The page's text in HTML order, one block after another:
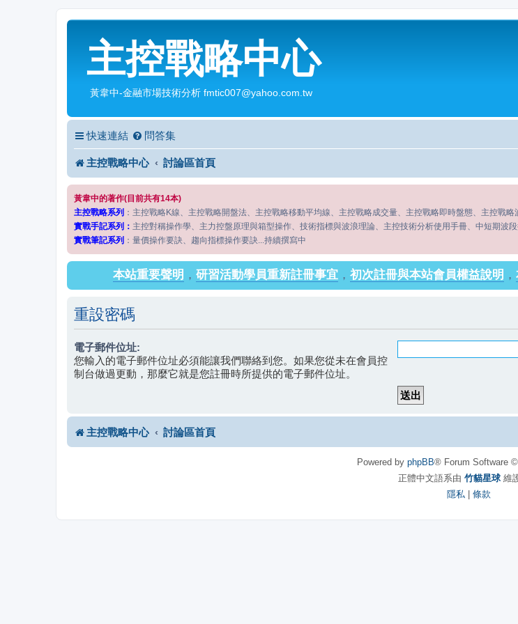
主控戰略中心
黃韋中-金融市場技術分析 fmtic007@yahoo.com.tw
快速連結 問答集
主控戰略中心 討論區首頁
黃韋中的著作(目前共有14本)
主控戰略系列 ：主控戰略K線、主控戰略開盤法、主控戰略移動平均線、主控戰略成交量、主控戰略即時盤態、主控戰
實戰手記系列： 主控對稱操作學、主力控盤原理與箱型操作、技術指標與波浪理論、主控技術分析使用手冊、中短期波
實戰筆記系列 ：量價操作要訣、趨向指標操作要訣...持續撰寫中
本站重要聲明 ， 研習活動學員重新註冊事宜 ， 初次註冊與本站會員權益說明 ，
重設密碼
電子郵件位址:
您輸入的電子郵件位址必須能讓我們聯絡到您。如果您從未在會員控
制台做過更動，那麼它就是您註冊時所提供的電子郵件位址。
主控戰略中心 討論區首頁
Powered by phpBB® Forum Software
正體中文語系由 竹貓星球維
隱私 | 條款